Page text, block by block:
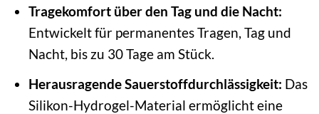
Tragekomfort über den Tag und die Nacht:
Entwickelt für permanentes Tragen, Tag und
Nacht, bis zu 30 Tage am Stück.
Herausragende Sauerstoffdurchlässigkeit: Das
Silikon-Hydrogel-Material ermöglicht eine